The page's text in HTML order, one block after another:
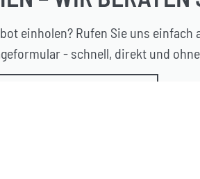
einholen? Rufen Sie uns
- schnell, direkt und ohne